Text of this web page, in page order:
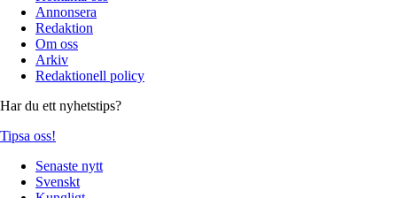
Annonsera
Redaktion
Om oss
Arkiv
Redaktionell policy
Har du ett nyhetstips?
Tipsa oss!
Senaste nytt
Svenskt